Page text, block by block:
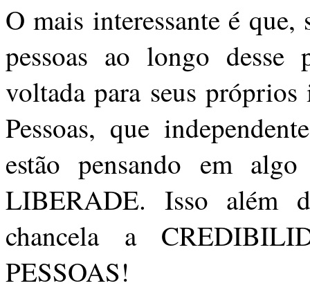
O mais interessante é que,
pessoas ao longo desse
voltada para seus próprios
Pessoas, que
estão pensando em
LIBERADE. Isso além
chancela a
PESSOAS!